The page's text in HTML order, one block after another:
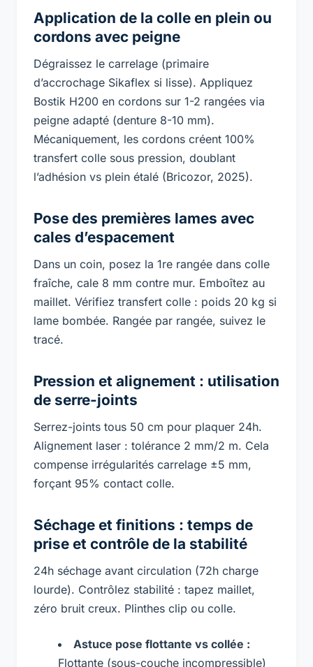
Application de la colle en plein ou
cordons avec peigne
Dégraissez le carrelage (primaire
d’accrochage Sikaflex si lisse). Appliquez
Bostik H200 en cordons sur 1-2 rangées via
peigne adapté (denture 8-10 mm).
Mécaniquement, les cordons créent 100%
transfert colle sous pression, doublant
l’adhésion vs plein étalé (Bricozor, 2025).
Pose des premières lames avec
cales d’espacement
Dans un coin, posez la 1re rangée dans colle
fraîche, cale 8 mm contre mur. Emboîtez au
maillet. Vérifiez transfert colle : poids 20 kg si
lame bombée. Rangée par rangée, suivez le
tracé.
Pression et alignement : utilisation
de serre-joints
Serrez-joints tous 50 cm pour plaquer 24h.
Alignement laser : tolérance 2 mm/2 m. Cela
compense irrégularités carrelage ±5 mm,
forçant 95% contact colle.
Séchage et finitions : temps de
prise et contrôle de la stabilité
24h séchage avant circulation (72h charge
lourde). Contrôlez stabilité : tapez maillet,
zéro bruit creux. Plinthes clip ou colle.
Astuce pose flottante vs collée :
Flottante (sous-couche incompressible)